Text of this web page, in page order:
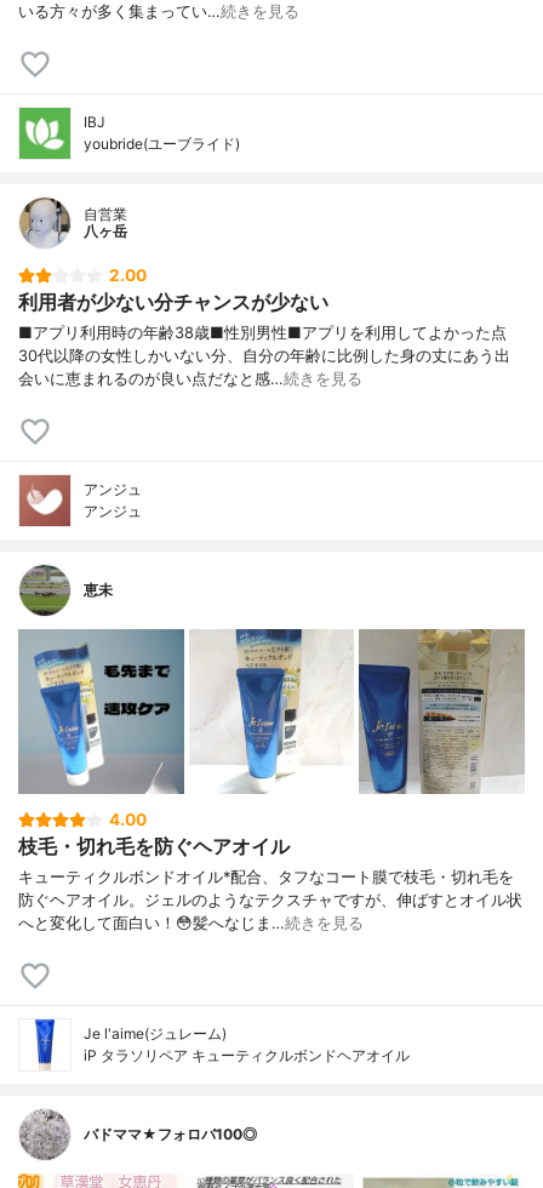
いる方々が多く集まってい…続きを見る
IBJ
youbride(ユーブライド)
自営業
八ヶ岳
2.00
利用者が少ない分チャンスが少ない
■アプリ利用時の年齢38歳■性別男性■アプリを利用してよかった点
30代以降の女性しかいない分、自分の年齢に比例した身の丈にあう出
会いに恵まれるのが良い点だなと感…続きを見る
アンジュ
アンジュ
恵未
4.00
枝毛・切れ毛を防ぐヘアオイル
キューティクルボンドオイル*配合、タフなコート膜で枝毛・切れ毛を
防ぐヘアオイル。ジェルのようなテクスチャですが、伸ばすとオイル状
へと変化して面白い！😳髪へなじま…続きを見る
Je l'aime(ジュレーム)
iP タラソリペア キューティクルボンドヘアオイル
バドママ★フォロバ100◎